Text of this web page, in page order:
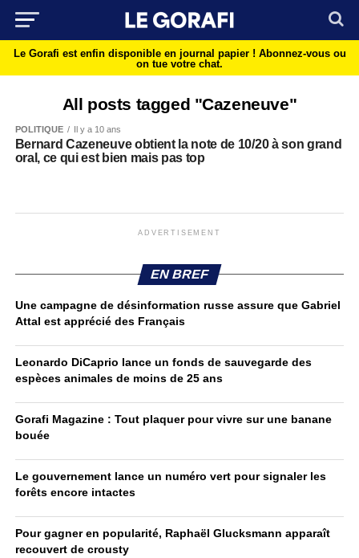
Le Gorafi est enfin disponible en journal papier ! Abonnez-vous ou
on tue votre chat.
All posts tagged "Cazeneuve"
POLITIQUE Il y a 10 ans
Bernard Cazeneuve obtient la note de 10/20 à son grand
oral, ce qui est bien mais pas top
ADVERTISEMENT
EN BREF
Une campagne de désinformation russe assure que Gabriel
Attal est apprécié des Français
Leonardo DiCaprio lance un fonds de sauvegarde des
espèces animales de moins de 25 ans
Gorafi Magazine : Tout plaquer pour vivre sur une banane
bouée
Le gouvernement lance un numéro vert pour signaler les
forêts encore intactes
Pour gagner en popularité, Raphaël Glucksmann apparaît
recouvert de crousty